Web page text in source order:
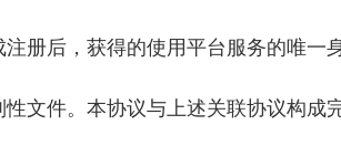
册后，获得的使用平台服务的唯一
文件。本协议与上述关联协议构成